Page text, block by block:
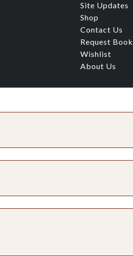
Site Updates
Shop
Contact Us
Request Book
Wishlist
About Us